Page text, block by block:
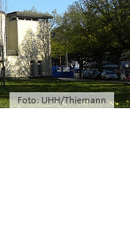
Foto: UHH/Thiemann